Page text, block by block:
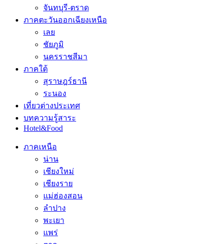
จันทบุรี-ตราด
ภาคตะวันออกเฉียงเหนือ
เลย
ชัยภูมิ
นครราชสีมา
ภาคใต้
สุราษฎร์ธานี
ระนอง
เที่ยวต่างประเทศ
บทความรู้สาระ
Hotel&Food
ภาคเหนือ
น่าน
เชียงใหม่
เชียงราย
แม่ฮ่องสอน
ลำปาง
พะเยา
แพร่